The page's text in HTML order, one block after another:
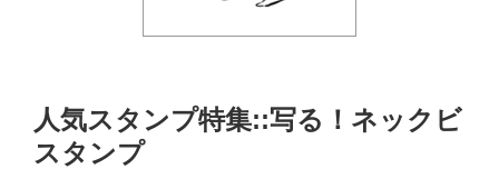
人気スタンプ特集::写る！ネックビ
スタンプ